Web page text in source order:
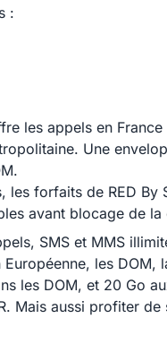
:
les appels en
Une
forfaits de RED
avant blocage de
SMS et MMS
les
les DOM, et 20 Go
Mais aussi profiter